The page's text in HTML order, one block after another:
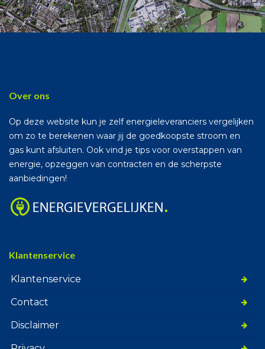
Over ons
Op deze website kun je zelf energieleveranciers vergelijken
om zo te berekenen waar jij de goedkoopste stroom en
gas kunt afsluiten. Ook vind je tips voor overstappen van
energie, opzeggen van contracten en de scherpste
aanbiedingen!
Klantenservice
Klantenservice
Contact
Disclaimer